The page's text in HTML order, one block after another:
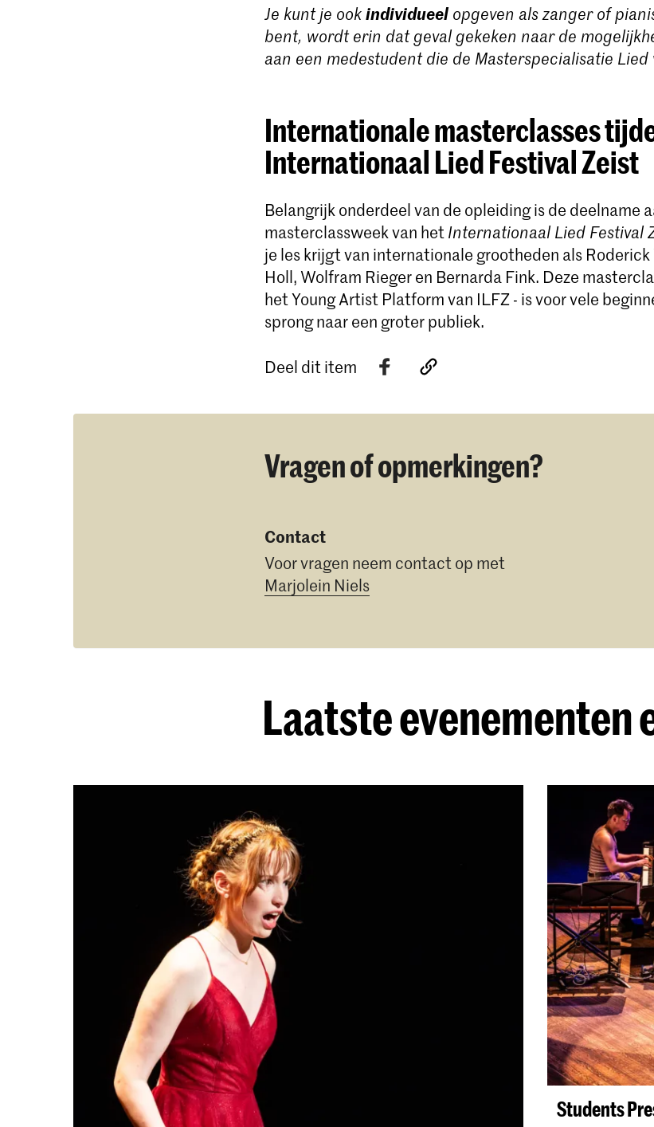
Je kunt je ookindividueelopgeven als zanger of
bent, wordt erin dat geval gekeken naar de
aan een medestudent die de Masterspecialisatie Lied
Internationale masterclasses
Internationaal Lied Festival Zeist
Belangrijk onderdeel van de opleiding is de deelname
masterclassweek van het Internationaal Lied Festival
je les krijgt van internationale grootheden als
Holl, Wolfram Rieger en Bernarda Fink. Deze
het Young Artist Platform van ILFZ - is voor vele
sprong naar een groter publiek.
Deel dit item
Vragen of opmerkingen?
Contact
Voor vragen neem contact op met
Marjolein Niels
Laatste evenementen
Students